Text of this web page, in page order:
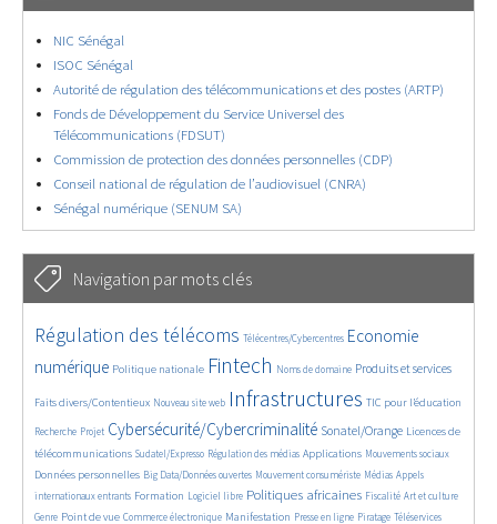
NIC Sénégal
ISOC Sénégal
Autorité de régulation des télécommunications et des postes (ARTP)
Fonds de Développement du Service Universel des
Télécommunications (FDSUT)
Commission de protection des données personnelles (CDP)
Conseil national de régulation de l’audiovisuel (CNRA)
Sénégal numérique (SENUM SA)
Navigation par mots clés
4629/5557
Régulation des télécoms
362/5557 Télécentres/Cybercentres
3737/5557
Economie
numérique
1862/5557 Politique nationale
5162/5557 Fintech
676/5557 Noms de domaine
2442/5557 Produits et services
1596/5557
Faits divers/Contentieux Nouveau site web Infrastructures TIC pour l’éducation
Recherche
247/5557Projet
3536/5557 Cybersécurité/Cybercriminalité
2303/5557 Sonatel/Orange
1611/5557
Licences de
télécommunications
299/5557 Sudatel/Expresso
1015/5557 Régulation des médias
1512/5557 Applications
1103/5557 Mouvements sociaux
1664/5557
Données personnelles
146/5557 Big Data/Données ouvertes
620/5557 Mouvement consumériste
366/5557 Médias
703/5557
Appels
internationaux entrants
1749/5557 Formation
94/5557 Logiciel libre
2615/5557 Politiques africaines
1103/5557 Fiscalité
175/5557 Art et culture
647/5557
Genre
1840/5557Point de vue
1044/5557 Commerce électronique
1575/5557 Manifestation
337/5557 Presse en ligne
129/5557 Piratage
208/5557 Téléservices
1225/5557